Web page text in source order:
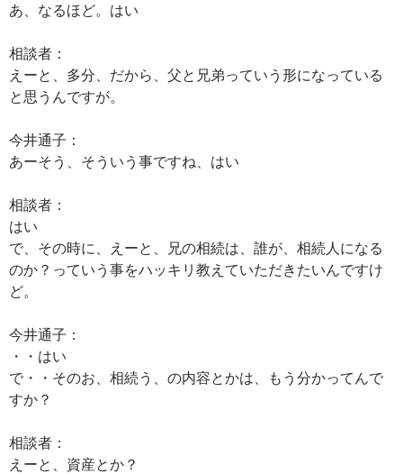
あ、なるほど。はい
相談者：
えーと、多分、だから、父と兄弟っていう形になっている
と思うんですが。
今井通子：
あーそう、そういう事ですね、はい
相談者：
はい
で、その時に、えーと、兄の相続は、誰が、相続人になる
のか？っていう事をハッキリ教えていただきたいんですけ
ど。
今井通子：
・・はい
で・・そのお、相続う、の内容とかは、もう分かってんで
すか？
相談者：
えーと、資産とか？